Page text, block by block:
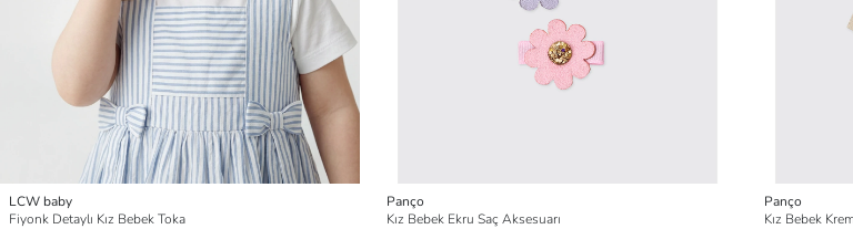
LCW baby
Fiyonk Detaylı Kız Bebek Toka
Panço
Kız Bebek Ekru Saç Aksesuarı
Panço
Kız Bebek